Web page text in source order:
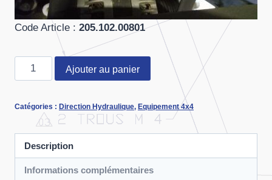
Code Article : 205.102.00801
quantité
de
8cc
rotation
gauche
pour
Ajouter au panier
Catégories : Direction Hydraulique, Equipement 4x4
Description
Informations complémentaires